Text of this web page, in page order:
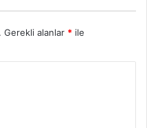
Gerekli alanlar * ile